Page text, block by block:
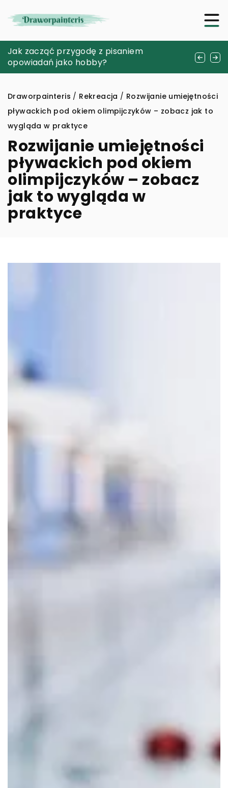
Jak wybrać idealny biustonosz miękki dla
maksymalnego komfortu i stylu?
Jak zacząć przygodę z pisaniem
opowiadań jako hobby?
Jak wybrać idealne studio fotograficzne do
realizacji kreatywnych projektów?
Draworpainteris / Rekreacja / Rozwijanie umiejętności
pływackich pod okiem olimpijczyków – zobacz jak to
wygląda w praktyce
Rozwijanie umiejętności
pływackich pod okiem
olimpijczyków – zobacz
jak to wygląda w
praktyce